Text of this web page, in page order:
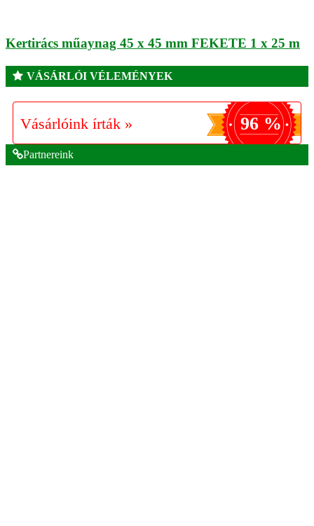
Kertirács műaynag 45 x 45 mm FEKETE 1 x 25 m
VÁSÁRLÓI VÉLEMÉNYEK
Vásárlóink írták » 96 %
Partnereink